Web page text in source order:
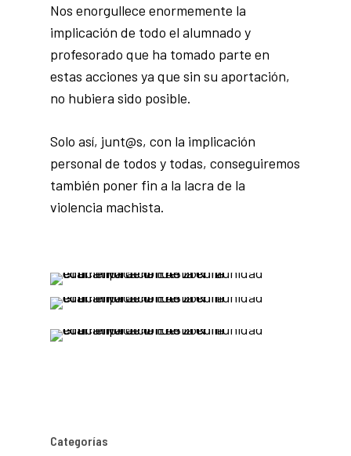
Nos enorgullece enormemente la
implicación de todo el alumnado y
profesorado que ha tomado parte en
estas acciones ya que sin su aportación,
no hubiera sido posible.
Solo así, junt@s, con la implicación
personal de todos y todas, conseguiremos
también poner fin a la lacra de la
violencia machista.
Categorías